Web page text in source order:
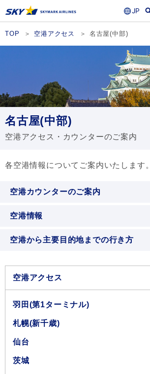
空席照会・ご予約
TOP 空港アクセス 名古屋(中部)
名古屋(中部)
空港アクセス・カウンターのご案内
各空港情報についてご案内いたします。
空港カウンターのご案内
空港情報
空港から主要目的地までの行き方
空港アクセス
羽田(第1ターミナル)
札幌(新千歳)
仙台
茨城